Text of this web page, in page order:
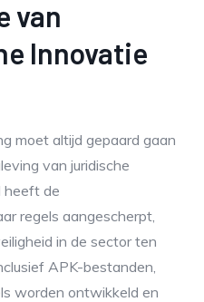
van
Innovatie
moet altijd gepaard gaan
van juridische
heeft de
regels aangescherpt,
in de sector ten
APK-bestanden,
worden ontwikkeld en